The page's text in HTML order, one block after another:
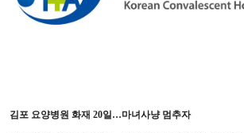
김포 요양병원 화재 20일…마녀사냥 멈추자